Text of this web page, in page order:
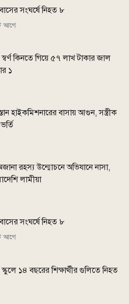
সংঘর্ষে নিহত ৮
আগে
কিনতে গিয়ে ৫৭ লাখ টাকার জাল
১
হাইকমিশনারের বাসায় আগুন, সস্ত্রীক
রহস্য উন্মোচনে অভিযানে নাসা,
লামীয়া
সংঘর্ষে নিহত ৮
আগে
১৪ বছরের শিক্ষার্থীর গুলিতে নিহত